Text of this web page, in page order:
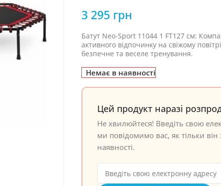
3 295 грн
Батут Neo-Sport 11044 1 FT127 см:
активного відпочинку на свіжому
безпечне та веселе тренування.
Немає в наявності
Цей продукт наразі
Не хвилюйтеся! Введіть свою
ми повідомимо вас, як тільки він
наявності.